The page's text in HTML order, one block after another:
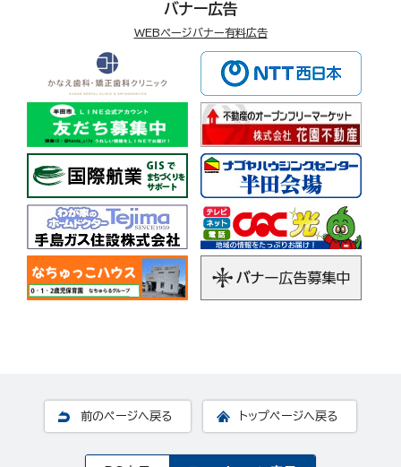
バナー広告
WEBページバナー有料広告
前のページへ戻る トップページへ戻る